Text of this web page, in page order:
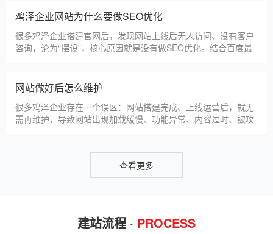
建站百科 ·KNOWLEDGE
鸡泽本地建站公司怎么选
鸡泽本地建站服务商数量众多，水平参差不齐，很多企业挑选合
布局。结合百度优化规则和各行各业的建站经验，今天分享简单
实用的挑选技巧，帮大家轻松选到靠谱的建站团队。第一，优先
选择深耕建站行业多年
鸡泽建一个官网大概多少钱
站类型、功能需求的不同，报价差异较大，结合我们的实际套
餐，整理出清晰透明的价格体系，供鸡泽企业参考，杜绝隐形消